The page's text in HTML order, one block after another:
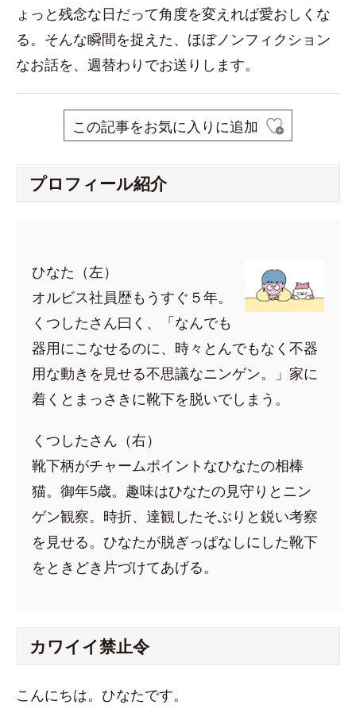
ょっと残念な日だって角度を変えれば愛おしくな
る。そんな瞬間を捉えた、ほぼノンフィクション
なお話を、週替わりでお送りします。
この記事をお気に入りに追加
プロフィール紹介
ひなた（左）
オルビス社員歴もうすぐ５年。
くつしたさん曰く、「なんでも
器用にこなせるのに、時々とんでもなく不器
用な動きを見せる不思議なニンゲン。」家に
着くとまっさきに靴下を脱いでしまう。
くつしたさん（右）
靴下柄がチャームポイントなひなたの相棒
猫。御年5歳。趣味はひなたの見守りとニン
ゲン観察。時折、達観したそぶりと鋭い考察
を見せる。ひなたが脱ぎっぱなしにした靴下
をときどき片づけてあげる。
カワイイ禁止令
こんにちは。ひなたです。